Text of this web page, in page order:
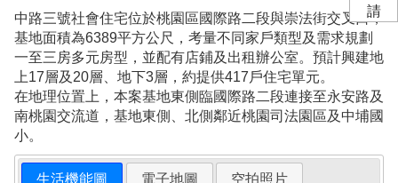
中路三號社會住宅位於桃園區國際路二段與崇法街交叉口，
基地面積為6389平方公尺，考量不同家戶類型及需求規劃
一至三房多元房型，並配有店鋪及出租辦公室。預計興建地
上17層及20層、地下3層，約提供417戶住宅單元。
在地理位置上，本案基地東側臨國際路二段連接至永安路及
南桃園交流道，基地東側、北側鄰近桃園司法園區及中埔國
小。
生活機能圖 電子地圖 空拍照片
請